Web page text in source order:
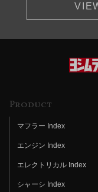
Product
マフラー Index
エンジン Index
エレクトリカル Index
シャーシ Index